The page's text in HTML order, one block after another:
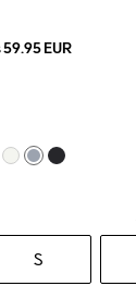
59.95 EUR
S